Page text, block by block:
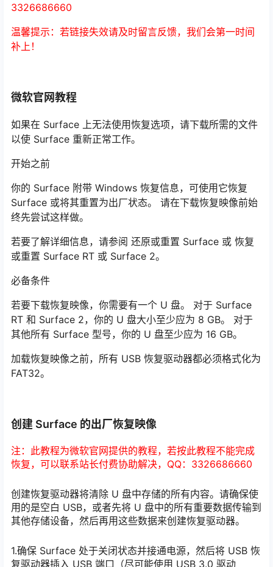
3326686660
温馨提示：若链接失效请及时留言反馈，我们会第一时间
补上！
微软官网教程
如果在 Surface 上无法使用恢复选项，请下载所需的文件
以使 Surface 重新正常工作。
开始之前
你的 Surface 附带 Windows 恢复信息，可使用它恢复
Surface 或将其重置为出厂状态。 请在下载恢复映像前始
终先尝试这样做。
若要了解详细信息，请参阅 还原或重置 Surface 或 恢复
或重置 Surface RT 或 Surface 2。
必备条件
若要下载恢复映像，你需要有一个 U 盘。 对于 Surface
RT 和 Surface 2，你的 U 盘大小至少应为 8 GB。 对于
其他所有 Surface 型号，你的 U 盘至少应为 16 GB。
加载恢复映像之前，所有 USB 恢复驱动器都必须格式化为
FAT32。
创建 Surface 的出厂恢复映像
注：此教程为微软官网提供的教程，若按此教程不能完成
恢复，可以联系站长付费协助解决，QQ：3326686660
创建恢复驱动器将清除 U 盘中存储的所有内容。请确保使
用的是空白 USB，或者先将 U 盘中的所有重要数据传输到
其他存储设备，然后再用这些数据来创建恢复驱动器。
1.确保 Surface 处于关闭状态并接通电源，然后将 USB 恢
复驱动器插入 USB 端口（尽可能使用 USB 3.0 驱动